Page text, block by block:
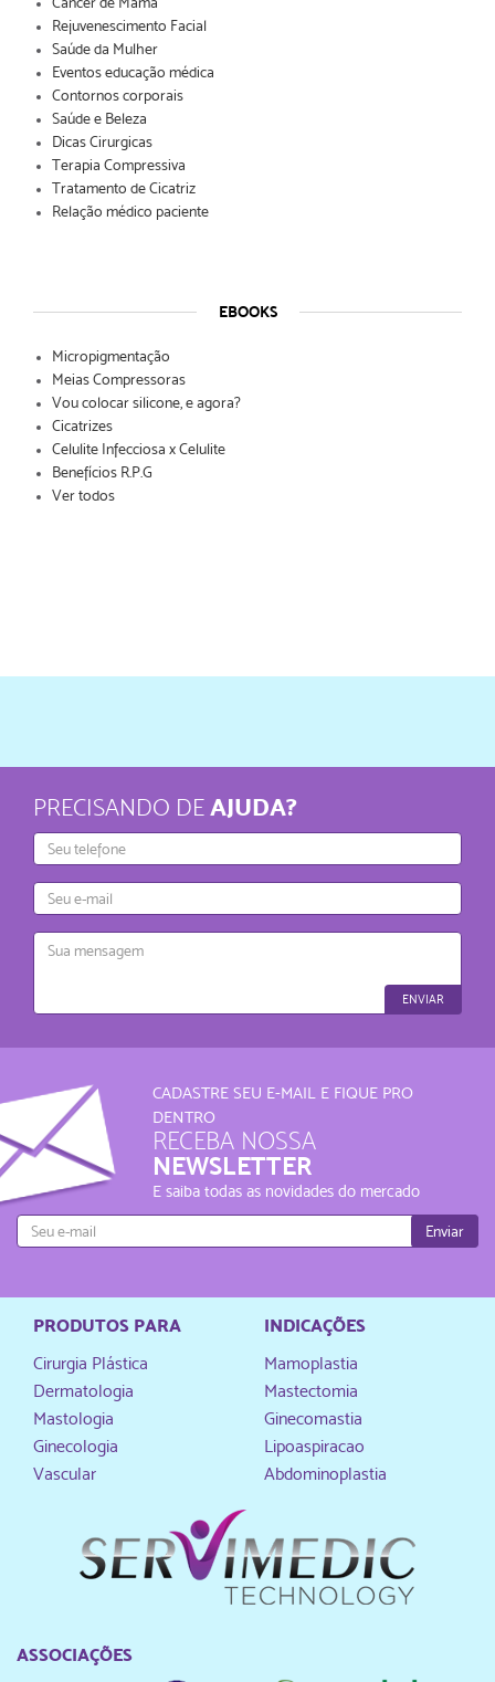
Rejuvenescimento Facial
Saúde da Mulher
Eventos educação médica
Contornos corporais
Saúde e Beleza
Dicas Cirurgicas
Terapia Compressiva
Tratamento de Cicatriz
Relação médico paciente
EBOOKS
Micropigmentação
Meias Compressoras
Vou colocar silicone, e agora?
Cicatrizes
Celulite Infecciosa x Celulite
Benefícios R.P.G
Ver todos
PRECISANDO DE AJUDA?
Telefone
mail
Mensagem
ENVIAR
CADASTRE SEU E-MAIL E FIQUE PRO
DENTRO
RECEBA NOSSA
NEWSLETTER
E saiba todas as novidades do mercado
Enviar
PRODUTOS PARA
Cirurgia Plástica
Dermatologia
Mastologia
Ginecologia
Vascular
INDICAÇÕES
Mamoplastia
Mastectomia
Ginecomastia
Lipoaspiracao
Abdominoplastia
ASSOCIAÇÕES